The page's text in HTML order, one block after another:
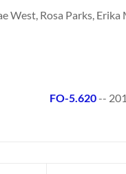
Rosa Parks, Erika
FO-5.620--